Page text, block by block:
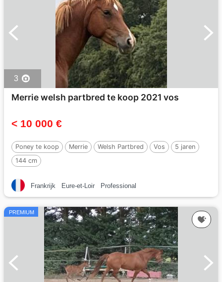
3
Merrie welsh partbred te koop 2021 vos
< 10 000 €
Poney te koop Merrie Welsh Partbred Vos
5 jaren
144 cm
Frankrijk Eure-et-Loir Professional
PREMIUM